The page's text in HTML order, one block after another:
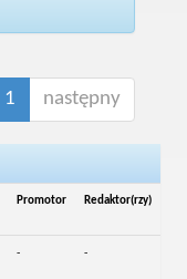
1 następny
Promotor Redaktor(rzy)
- -